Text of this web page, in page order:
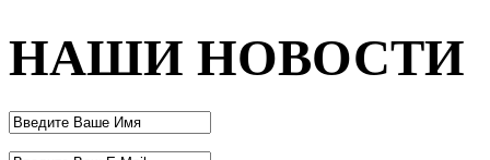
НАШИ НОВОСТИ